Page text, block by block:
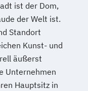
ist der Dom,
der Welt ist.
Standort
Kunst- und
äußerst
Unternehmen
Hauptsitz in